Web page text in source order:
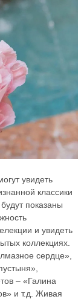
увидеть
классики
показаны
и увидеть
коллекциях.
сердце»,
– «Галина
и т.д. Живая